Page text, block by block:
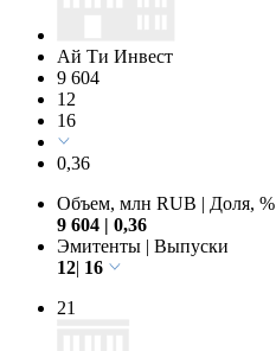
Ай Ти Инвест
9 604
12
16
0,36
Объем, млн RUB | Доля, %
9 604 | 0,36
Эмитенты | Выпуски
12| 16
21